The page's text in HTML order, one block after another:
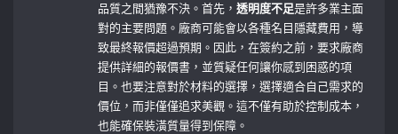
品質之間猶豫不決。首先，透明度不足是許多業主面
對的主要問題。廠商可能會以各種名目隱藏費用，導
致最終報價超過預期。因此，在簽約之前，要求廠商
提供詳細的報價書，並質疑任何讓你感到困惑的項
目。也要注意對於材料的選擇，選擇適合自己需求的
價位，而非僅僅追求美觀。這不僅有助於控制成本，
也能確保裝潢質量得到保障。